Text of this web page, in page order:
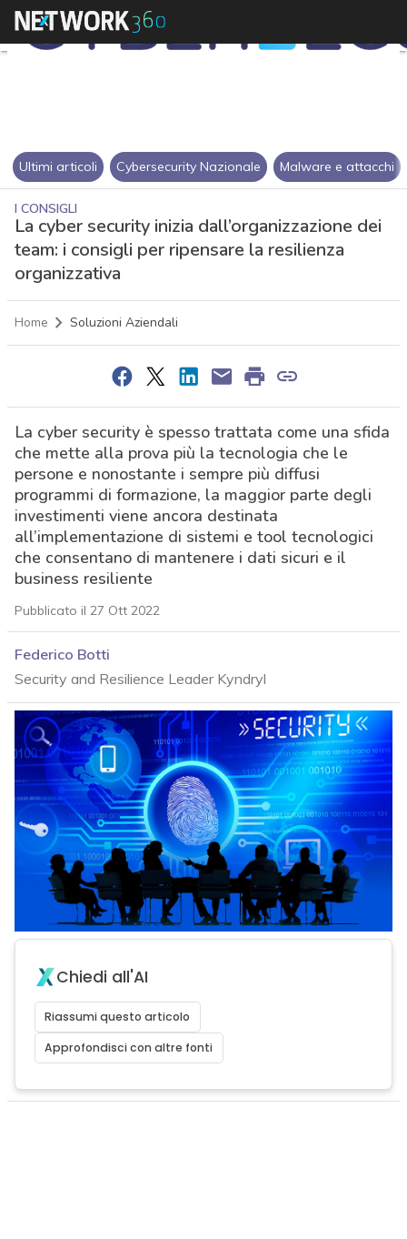
Ultimi articoli Cybersecurity Nazionale Malware e attacchi
I CONSIGLI
La cyber security inizia dall’organizzazione dei
team: i consigli per ripensare la resilienza
organizzativa
Home Soluzioni Aziendali
La cyber security è spesso trattata come una sfida
che mette alla prova più la tecnologia che le
persone e nonostante i sempre più diffusi
programmi di formazione, la maggior parte degli
investimenti viene ancora destinata
all’implementazione di sistemi e tool tecnologici
che consentano di mantenere i dati sicuri e il
business resiliente
Pubblicato il 27 Ott 2022
Federico Botti
Security and Resilience Leader Kyndryl
Chiedi all'AI
Riassumi questo articolo
Approfondisci con altre fonti